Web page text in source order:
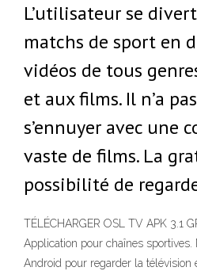
L’utilisateur se
matchs de sport en
vidéos de tous
et aux films. Il n’a
s’ennuyer avec une
vaste de films. La
possibilité de
TÉLÉCHARGER OSL TV APK 3.1
Application pour chaînes sportives.
Android pour regarder la télévision